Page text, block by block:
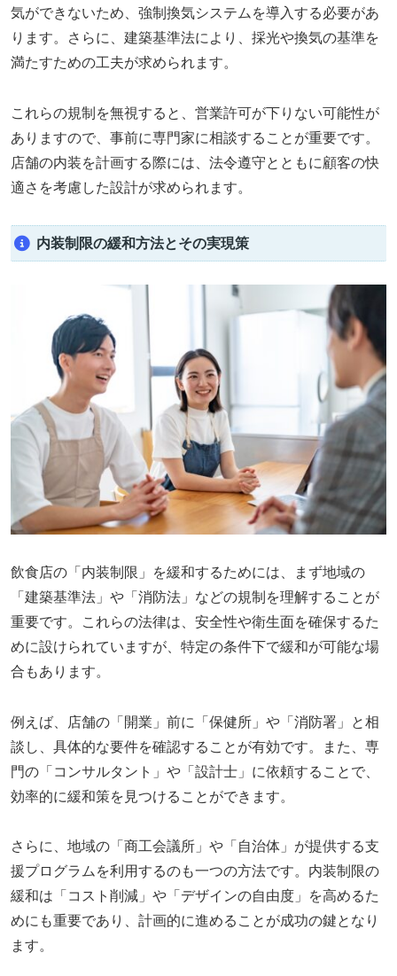
気ができないため、強制換気システムを導入する必要があ
ります。さらに、建築基準法により、採光や換気の基準を
満たすための工夫が求められます。
これらの規制を無視すると、営業許可が下りない可能性が
ありますので、事前に専門家に相談することが重要です。
店舗の内装を計画する際には、法令遵守とともに顧客の快
適さを考慮した設計が求められます。
内装制限の緩和方法とその実現策
飲食店の「内装制限」を緩和するためには、まず地域の
「建築基準法」や「消防法」などの規制を理解することが
重要です。これらの法律は、安全性や衛生面を確保するた
めに設けられていますが、特定の条件下で緩和が可能な場
合もあります。
例えば、店舗の「開業」前に「保健所」や「消防署」と相
談し、具体的な要件を確認することが有効です。また、専
門の「コンサルタント」や「設計士」に依頼することで、
効率的に緩和策を見つけることができます。
さらに、地域の「商工会議所」や「自治体」が提供する支
援プログラムを利用するのも一つの方法です。内装制限の
緩和は「コスト削減」や「デザインの自由度」を高めるた
めにも重要であり、計画的に進めることが成功の鍵となり
ます。